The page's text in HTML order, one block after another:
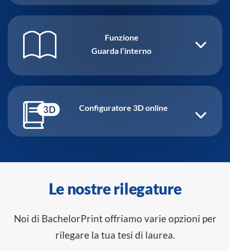
Funzione
Guarda l’interno
Configuratore 3D online
Le nostre rilegature
Noi di BachelorPrint offriamo varie opzioni per
rilegare la tua tesi di laurea.